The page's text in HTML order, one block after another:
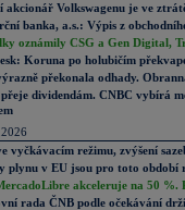
akcionář Volkswagenu je ve
banka, a.s.: Výpis z
oznámily CSG a Gen Digital,
Koruna po holubičím
překonala odhady.
přeje dividendám. CNBC vybírá
vyčkávacím režimu, zvýšení
plynu v EU jsou pro toto období
akceleruje na 50 %.
rada ČNB podle očekávání